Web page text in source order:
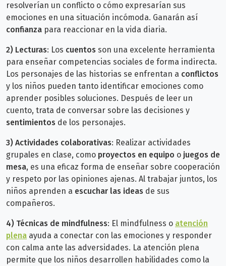
resolverían un conflicto o cómo expresarían sus
emociones en una situación incómoda. Ganarán así
confianza para reaccionar en la vida diaria.
2) Lecturas: Los cuentos son una excelente herramienta
para enseñar competencias sociales de forma indirecta.
Los personajes de las historias se enfrentan a conflictos
y los niños pueden tanto identificar emociones como
aprender posibles soluciones. Después de leer un
cuento, trata de conversar sobre las decisiones y
sentimientos de los personajes.
3) Actividades colaborativas: Realizar actividades
grupales en clase, como proyectos en equipo o juegos de
mesa, es una eficaz forma de enseñar sobre cooperación
y respeto por las opiniones ajenas. Al trabajar juntos, los
niños aprenden a escuchar las ideas de sus
compañeros.
4) Técnicas de mindfulness: El mindfulness o atención
plena ayuda a conectar con las emociones y responder
con calma ante las adversidades. La atención plena
permite que los niños desarrollen habilidades como la